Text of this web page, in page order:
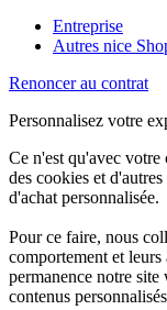
Entreprise
Autres nice
Renoncer au contrat
Personnalisez votre
Ce n'est qu'avec
des cookies et
d'achat personnalisée.
Pour ce faire, nous
comportement et
permanence notre
contenus